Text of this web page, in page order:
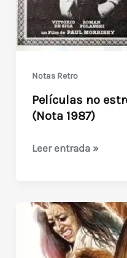
Notas Retro
Películas no
(Nota 1987)
Películas
en
cines
(Nota
1987)
Leer entrada »